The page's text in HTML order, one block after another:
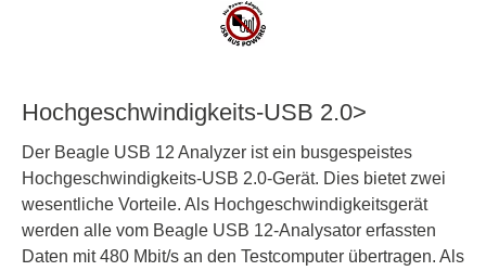
Hochgeschwindigkeits-USB 2.0>
Der Beagle USB 12 Analyzer ist ein busgespeistes
Hochgeschwindigkeits-USB 2.0-Gerät. Dies bietet zwei
wesentliche Vorteile. Als Hochgeschwindigkeitsgerät
werden alle vom Beagle USB 12-Analysator erfassten
Daten mit 480 Mbit/s an den Testcomputer übertragen. Als